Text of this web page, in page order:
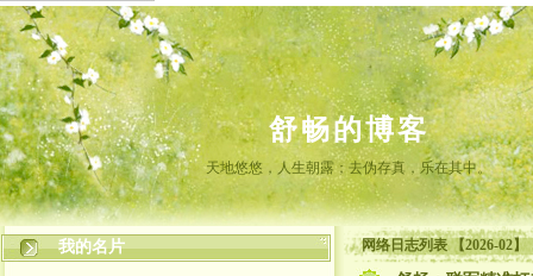
舒畅的博客
天地悠悠，人生朝露；去伪存真，乐在其中。
我的名片 网络日志列表 【2026-02】